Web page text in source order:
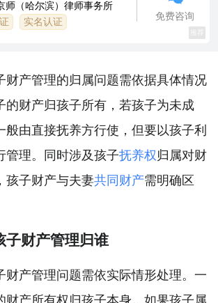
师（哈尔滨）律师事务所
实名认证
免费咨询
财产管理的归属问题需依据具体情况
的财产归孩子所有，若孩子为未成
般由直接抚养方行使，但要以孩子利
管理。同时涉及孩子抚养权 归属对财
孩子财产与夫妻共同财产需明确区
子财产管理归谁
财产管理问题需依实际情形处理。一